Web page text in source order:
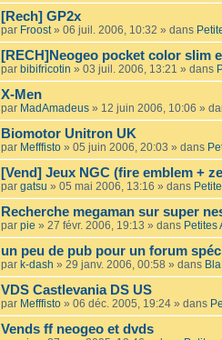
[Rech] GP2x
par Froost» 06 juil. 2006, 10:32 » dans
[RECH]Neogeo pocket color slim
par bibifricotin » 03 juil. 2006, 13:21 » dans
X-Men
par MadAmadeus » 12 juin 2006, 10:06 »
Biomotor Unitron UK
par Mefffisto » 05 juin 2006, 20:03 » dans
[Vend] Jeux NGC (fire emblem +
par gatsu » 05 mai 2006, 13:16 » dans
Recherche megaman sur super
par pie » 27 févr. 2006, 19:13 » dans Petites
un peu de pub pour un forum
par k-dash » 29 janv. 2006, 00:58 » dans
VDS Castlevania DS US
par Mefffisto » 06 déc. 2005, 19:24 » dans
Vends ff neogeo et dvds